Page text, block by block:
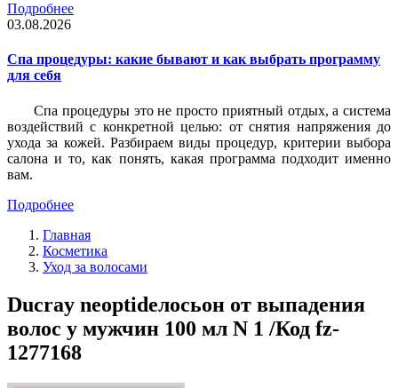
Подробнее
03.08.2026
Спа процедуры: какие бывают и как выбрать программу
для себя
Спа процедуры это не просто приятный отдых, а система
воздействий с конкретной целью: от снятия напряжения до
ухода за кожей. Разбираем виды процедур, критерии выбора
салона и то, как понять, какая программа подходит именно
вам.
Подробнее
Главная
Косметика
Уход за волосами
Ducray neoptideлосьон от выпадения
волос у мужчин 100 мл N 1 /Код fz-
1277168